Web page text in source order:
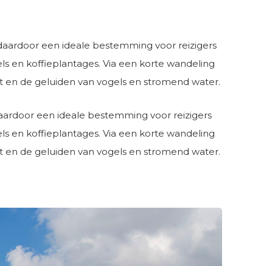
een ideale bestemming voor reizigers
en koffieplantages. Via een korte wandeling
de geluiden van vogels en stromend water.
een ideale bestemming voor reizigers
en koffieplantages. Via een korte wandeling
de geluiden van vogels en stromend water.